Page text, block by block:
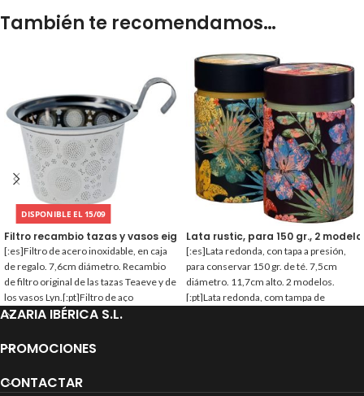
También te recomendamos…
DISPONIBLE EL 15/09
Filtro recambio tazas y vasos eigenart
[:es]Filtro de acero inoxidable, en caja
de regalo. 7,6cm diámetro. Recambio
de filtro original de las tazas Teaeve y de
los vasos Lyn.[:pt]Filtro de aço
inoxidável, em caixa de presente. 7,6cm
das canecas Teaeve e copos Lyn.[:]
Lata rustic, para 150 gr., 2
[:es]Lata redonda, con tapa a presión,
para conservar 150 gr. de té. 7,5cm
diámetro. 11,7cm alto. 2 modelos.
[:pt]Lata redonda, com tampa de
AZARIA IBÉRICA S.L.
PROMOCIONES
CONTACTAR